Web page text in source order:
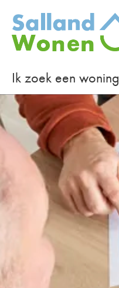
Naar de homepage
Ik zoek een woning